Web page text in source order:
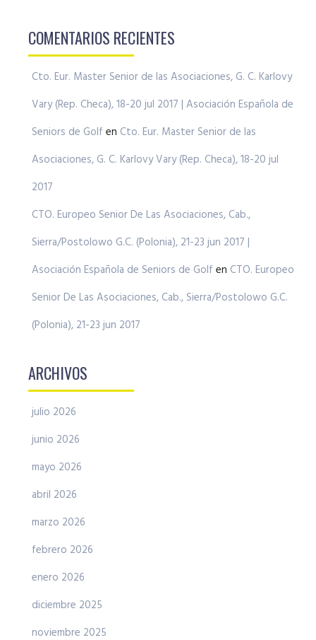
COMENTARIOS RECIENTES
Cto. Eur. Master Senior de las Asociaciones, G. C. Karlovy
Vary (Rep. Checa), 18-20 jul 2017 | Asociación Española de
Seniors de Golf en Cto. Eur. Master Senior de las
Asociaciones, G. C. Karlovy Vary (Rep. Checa), 18-20 jul
2017
CTO. Europeo Senior De Las Asociaciones, Cab.,
Sierra/Postolowo G.C. (Polonia), 21-23 jun 2017 |
Asociación Española de Seniors de Golf en CTO. Europeo
Senior De Las Asociaciones, Cab., Sierra/Postolowo G.C.
(Polonia), 21-23 jun 2017
ARCHIVOS
julio 2026
junio 2026
mayo 2026
abril 2026
marzo 2026
febrero 2026
enero 2026
diciembre 2025
noviembre 2025